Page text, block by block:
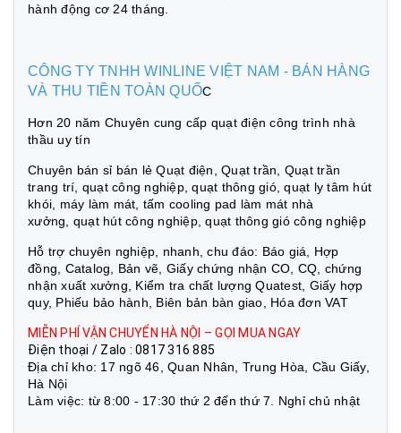
hành động cơ 24 tháng.
CÔNG TY TNHH WINLINE VIỆT NAM - BÁN HÀNG
VÀ THU TIỀN TOÀN QUỐC
Hơn 20 năm Chuyên cung cấp quạt điện công trình nhà
thầu uy tín
Chuyên bán sỉ bán lẻ Quạt điện, Quạt trần, Quạt trần
trang trí, quạt công nghiệp, quạt thông gió, quạt ly tâm hút
khói, máy làm mát, tấm cooling pad làm mát nhà
xưởng, quạt hút công nghiệp, quạt thông gió công nghiệp
Hỗ trợ chuyên nghiệp, nhanh, chu đáo: Báo giá, Hợp
đồng, Catalog, Bản vẽ, Giấy chứng nhận CO, CQ, chứng
nhận xuất xưởng, Kiểm tra chất lượng Quatest, Giấy hợp
quy, Phiếu bảo hành, Biên bản bàn giao, Hóa đơn VAT
MIỄN PHÍ VẬN CHUYỂN HÀ NỘI – GỌI MUA NGAY
Điện thoại / Zalo : 0817 316 885
Địa chỉ kho: 17 ngõ 46, Quan Nhân, Trung Hòa, Cầu Giấy,
Hà Nội
Làm việc: từ 8:00 - 17:30 thứ 2 đến thứ 7. Nghỉ chủ nhật